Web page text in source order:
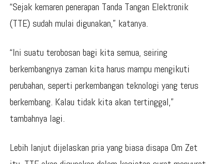
“Sejak kemaren penerapan Tanda Tangan Elektronik
(TTE) sudah mulai digunakan,” katanya.
“Ini suatu terobosan bagi kita semua, seiring
berkembangnya zaman kita harus mampu mengikuti
perubahan, seperti perkembangan teknologi yang terus
berkembang. Kalau tidak kita akan tertinggal,”
tambahnya lagi.
Lebih lanjut dijelaskan pria yang biasa disapa Om Zet